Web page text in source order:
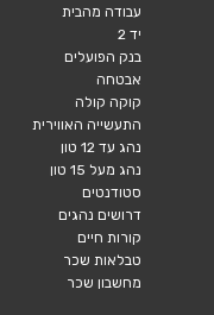
עבודה מהבית
יד 2
בנק הפועלים
אבטחה
קוקה קולה
התעשייה האווירית
נהג עד 12 טון
נהג מעל 15 טון
סטודנטים
דרושים נהגים
קורות חיים
טבלאות שכר
מחשבון שכר